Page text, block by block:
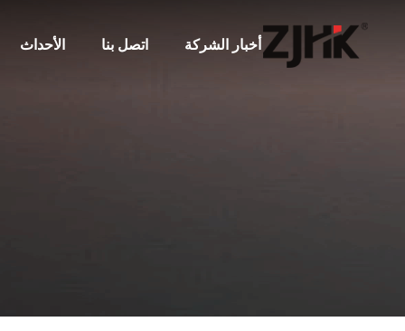
الأحداث اتصل بنا أخبار الشركة